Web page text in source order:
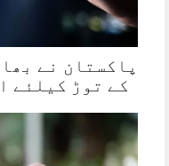
پاکستان نے
کے توڑ کیلئے